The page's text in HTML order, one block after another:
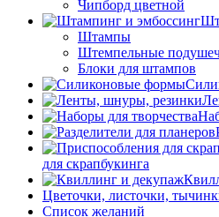
Чипборд цветной
Штампы
Штемпельные
Блоки для штампов
для скрапбукинга
Цветочки, листочки,
Список желаний